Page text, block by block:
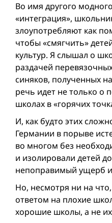
Во имя другого
«интеграция»,
злоупотребляют как
чтобы «смягчить»
культур. Я слышал о
раздачей
синяков, полученных
речь идет не только о
школах в «горячих
И, как будто этих
Германии в порыве
во многом без
и изолировали детей
непоправимый ущерб
Но, несмотря ни на
ответом на плохие
хорошие школы, а не их